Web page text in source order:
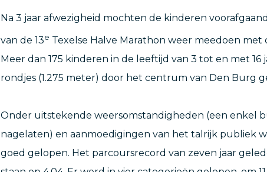
Na 3 jaar afwezigheid mochten de kinderen
van de 13e Texelse Halve Marathon weer meedoen met
Meer dan 175 kinderen in de leeftijd van 3 tot en met 16
rondjes (1.275 meter) door het centrum van Den Burg
Onder uitstekende weersomstandigheden (een enkel
nagelaten) en aanmoedigingen van het talrijk publiek
goed gelopen. Het parcoursrecord van zeven jaar